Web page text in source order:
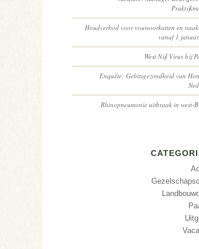
Houdverbod voor vouwoorkatten en
vanaf 1
West Nijl Virus bij
Enquête: Gebitsgezondheid van
Rhinopneumonie uitbraak in west-